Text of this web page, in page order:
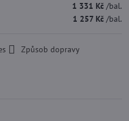
1 331 Kč /bal.
1 257 Kč /bal.
Způsob dopravy